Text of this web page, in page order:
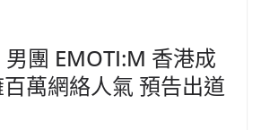
團 EMOTI:M 香港成
萬網絡人氣 預告出道